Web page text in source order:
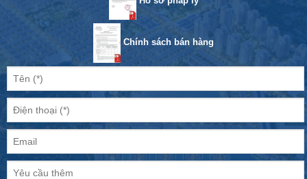
Chính sách bán hàng